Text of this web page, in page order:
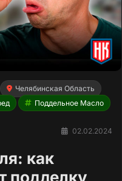
Челябинская Область
Поддельное Масло
02.02.2024
как
подделку